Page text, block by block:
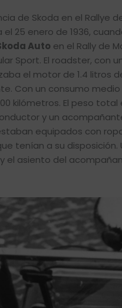
de Skoda en el Rallye
25 enero de 1936,
Auto en el Rally de
Sport. El roadster, con
el motor de 1.4 litros
Con un consumo
kilómetros. El peso
y un
equipados con
tenían a su
el asiento del